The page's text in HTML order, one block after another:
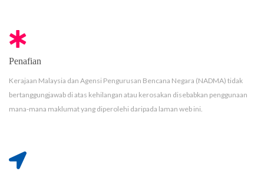
Penafian
Kerajaan Malaysia dan Agensi Pengurusan Bencana Negara (NADMA) tidak
bertanggungjawab di atas kehilangan atau kerosakan disebabkan penggunaan
mana-mana maklumat yang diperolehi daripada laman web ini.